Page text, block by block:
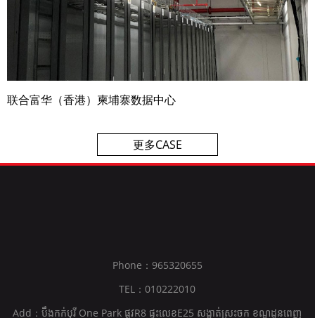
联合富华（香港）柬埔寨数据中心
更多CASE
Phone：965320655
TEL：010222010
Add：បឹងកក់បុរី One Park ផ្លូវR8 ផ្ទះលេខE25 សង្កាត់ស្រះចក ខណ្ឌដូនពេញ